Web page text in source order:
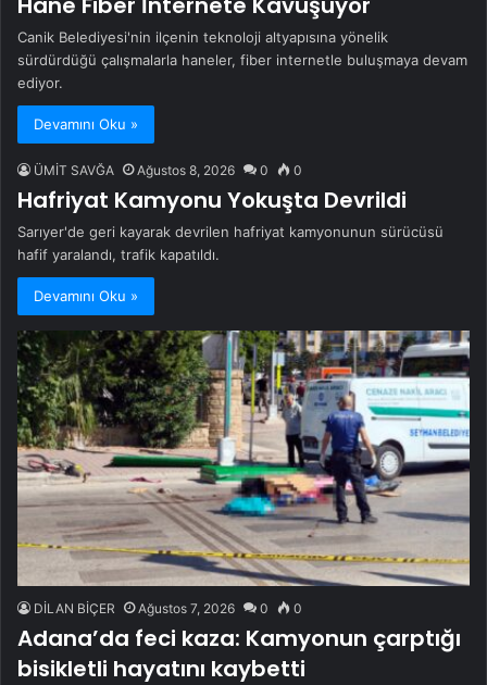
Canik Belediyesi'nin ilçenin teknoloji altyapısına yönelik
sürdürdüğü çalışmalarla haneler, fiber internetle buluşmaya devam
ediyor.
Devamını Oku »
ÜMİT SAVĞA Ağustos 8, 2026 0 0
Hafriyat Kamyonu Yokuşta Devrildi
Sarıyer'de geri kayarak devrilen hafriyat kamyonunun sürücüsü
hafif yaralandı, trafik kapatıldı.
Devamını Oku »
DİLAN BİÇER Ağustos 7, 2026 0 0
Adana’da feci kaza: Kamyonun çarptığı
bisikletli hayatını kaybetti